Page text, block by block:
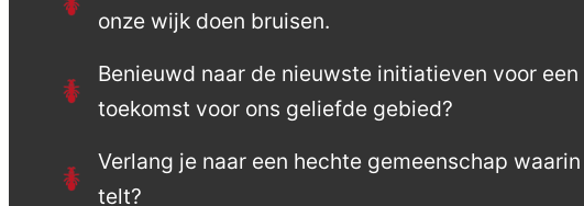
onze wijk doen bruisen.
Benieuwd naar de nieuwste initiatieven voor
toekomst voor ons geliefde gebied?
Verlang je naar een hechte gemeenschap
telt?